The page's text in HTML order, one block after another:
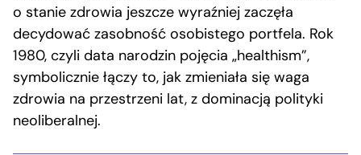
o stanie zdrowia jeszcze wyraźniej zaczęła
decydować zasobność osobistego portfela. Rok
1980, czyli data narodzin pojęcia „healthism”,
symbolicznie łączy to, jak zmieniała się waga
zdrowia na przestrzeni lat, z dominacją polityki
neoliberalnej.